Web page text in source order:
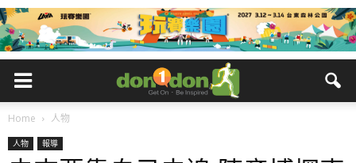
Home 人物
人物 報導